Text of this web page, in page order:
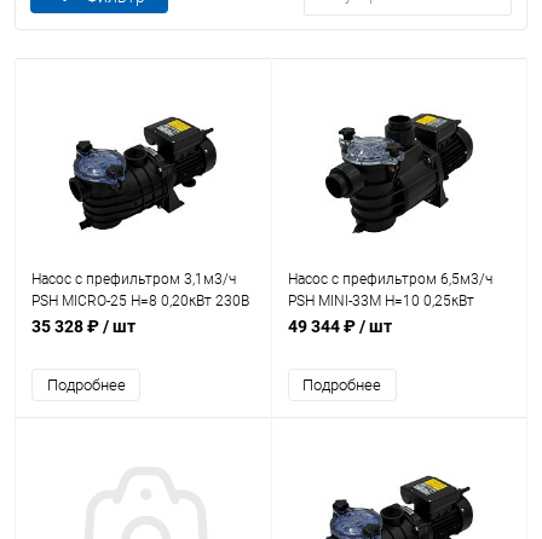
Насос с префильтром 3,1м3/ч
PSH MICRO-25 H=8 0,20кВт 230В
(морская вода) (1MIC1020M2V)
35 328 ₽/ шт
Подробнее
Насос с префильтром 6,5м3/ч
PSH MINI-33M Н=10 0,25кВт
230В (морская вода)
49 344 ₽/ шт
Подробнее